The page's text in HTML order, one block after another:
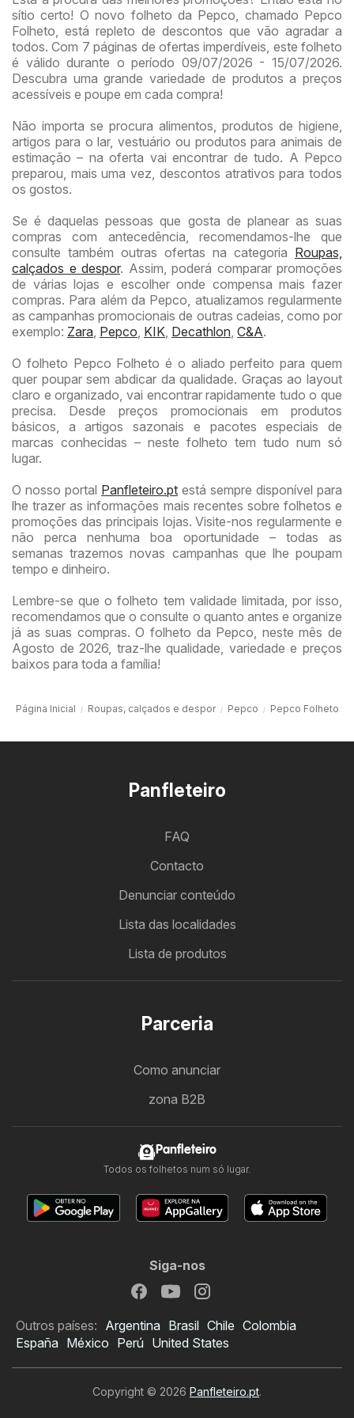
sítio certo! O novo folheto da Pepco, chamado Pepco
Folheto, está repleto de descontos que vão agradar a
todos. Com 7 páginas de ofertas imperdíveis, este folheto
é válido durante o período 09/07/2026 - 15/07/2026.
Descubra uma grande variedade de produtos a preços
acessíveis e poupe em cada compra!
Não importa se procura alimentos, produtos de higiene,
artigos para o lar, vestuário ou produtos para animais de
estimação – na oferta vai encontrar de tudo. A Pepco
preparou, mais uma vez, descontos atrativos para todos
os gostos.
Se é daquelas pessoas que gosta de planear as suas
compras com antecedência, recomendamos-lhe que
consulte também outras ofertas na categoria Roupas,
calçados e despor. Assim, poderá comparar promoções
de várias lojas e escolher onde compensa mais fazer
compras. Para além da Pepco, atualizamos regularmente
as campanhas promocionais de outras cadeias, como por
exemplo: Zara, Pepco, KIK, Decathlon, C&A.
O folheto Pepco Folheto é o aliado perfeito para quem
quer poupar sem abdicar da qualidade. Graças ao layout
claro e organizado, vai encontrar rapidamente tudo o que
precisa. Desde preços promocionais em produtos
básicos, a artigos sazonais e pacotes especiais de
marcas conhecidas – neste folheto tem tudo num só
lugar.
O nosso portal Panfleteiro.pt está sempre disponível para
lhe trazer as informações mais recentes sobre folhetos e
promoções das principais lojas. Visite-nos regularmente e
não perca nenhuma boa oportunidade – todas as
semanas trazemos novas campanhas que lhe poupam
tempo e dinheiro.
Lembre-se que o folheto tem validade limitada, por isso,
recomendamos que o consulte o quanto antes e organize
já as suas compras. O folheto da Pepco, neste mês de
Agosto de 2026, traz-lhe qualidade, variedade e preços
baixos para toda a família!
Página Inicial Roupas, calçados e despor Pepco Pepco Folheto
Panfleteiro
FAQ
Contacto
Denunciar conteúdo
Lista das localidades
Lista de produtos
Parceria
Como anunciar
zona B2B
Panfleteiro
Todos os folhetos num só lugar.
Siga-nos
Outros países: Argentina Brasil Chile Colombia
España México Perú United States
Copyright © 2026 Panfleteiro.pt.